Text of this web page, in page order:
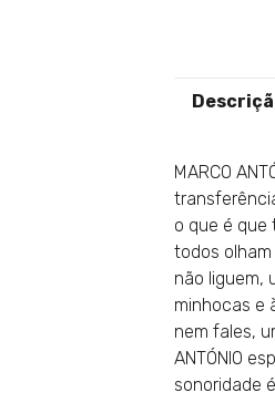
MARCO
o que é que
todos
não liguem,
minhocas e
nem fales,
ANTÓNIO
sonoridade